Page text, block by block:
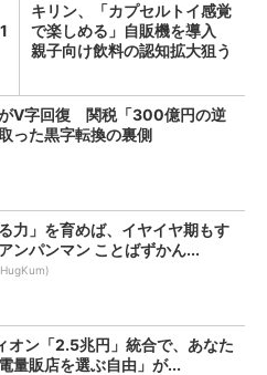
キリン、「カプセルトイ感覚
で楽しめる」自販機を導入
親子向け飲料の認知拡大狙う
V字回復 関税「300億円の逆
った黒字転換の裏側
力」を育めば、イヤイヤ期もす
ンパンマン ことばずかん...
オン「2.5兆円」統合で、あなた
量販店を選ぶ自由」が...